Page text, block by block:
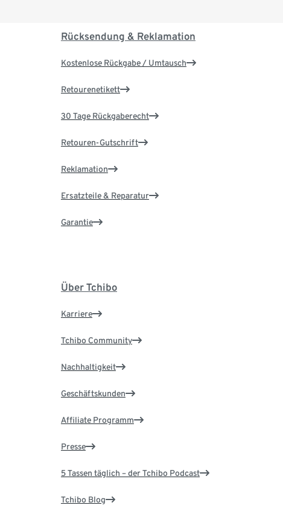
Rücksendung & Reklamation
Kostenlose Rückgabe / Umtausch
Retourenetikett
30 Tage Rückgaberecht
Retouren-Gutschrift
Reklamation
Ersatzteile & Reparatur
Garantie
Über Tchibo
Karriere
Tchibo Community
Nachhaltigkeit
Geschäftskunden
Affiliate Programm
Presse
5 Tassen täglich – der Tchibo Podcast
Tchibo Blog